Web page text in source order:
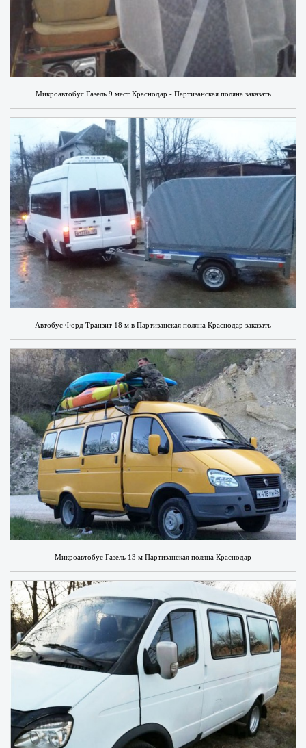
Микроавтобус Газель 9 мест Краснодар - Партизанская поляна заказать
Автобус Форд Транзит 18 м в Партизанская поляна Краснодар заказать
Микроавтобус Газель 13 м Партизанская поляна Краснодар